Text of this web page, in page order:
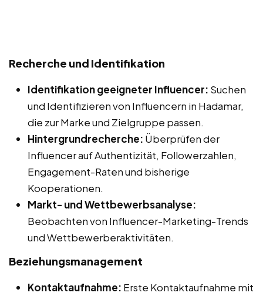
Recherche und Identifikation
Identifikation geeigneter Influencer: Suchen
und Identifizieren von Influencern in Hadamar,
die zur Marke und Zielgruppe passen.
Hintergrundrecherche: Überprüfen der
Influencer auf Authentizität, Followerzahlen,
Engagement-Raten und bisherige
Kooperationen.
Markt- und Wettbewerbsanalyse:
Beobachten von Influencer-Marketing-Trends
und Wettbewerberaktivitäten.
Beziehungsmanagement
Kontaktaufnahme: Erste Kontaktaufnahme mit